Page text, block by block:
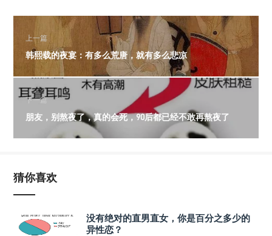
上一篇
韩熙载的夜宴：有多么荒唐，就有多么悲凉
下一篇
朋友，别熬夜了，真的会死，90后都已经不敢再熬夜了
猜你喜欢
没有绝对的直男直女，你是百分之多少的
异性恋？